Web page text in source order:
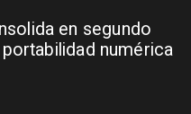
en segundo
numérica